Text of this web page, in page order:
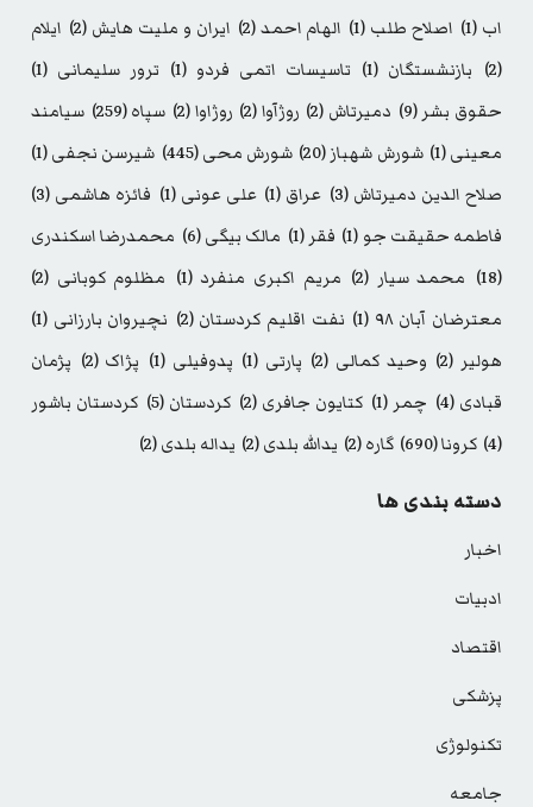
اب (1) اصلاح طلب (1) الهام احمد(2) ایران و ملیت هایش (2)
ایلام
(2)
بازنشستگان (1) تاسیسات اتمی فردو (1) ترور سلیمانی (1)
حقوق بشر (9) دمیرتاش (2) روژآوا(2) روژاوا(2) سپاه(259)
سیامند
معینی(1) شورش شهباز(20) شورش محی(445) شیرسن نجفی(1)
صلاح الدین دمیرتاش (3) عراق (1) علی عونی (1) فائزه هاشمی (3)
فاطمه حقیقت جو (1) فقر (1) مالک بیگی(6)
محمدرضا اسکندری
(18)
محمد سیار (2) مریم اکبری منفرد (1) مظلوم کوبانی (2)
معترضان آبان ۹۸
(1) نفت اقلیم کردستان (2) نچیروان بارزانی (1)
هولیر (2) وحید کمالی (2) پارتی (1) پدوفیلی (1) پژاک (2)
پژمان
قبادی (4) چمر (1) کتایون جافری (2) کردستان (5)
کردستان باشور
(4)
کرونا(690) گاره(2) یدالله بلدی(2) یداله بلدی(2)
دسته بندی ها
اخبار
ادبیات
اقتصاد
پزشکی
تکنولوژی
جامعه